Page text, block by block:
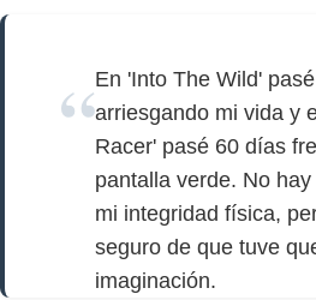
En 'Into The Wild'
arriesgando mi vida y
Racer' pasé 60 días
pantalla verde. No
mi integridad física,
seguro de que tuve
imaginación.